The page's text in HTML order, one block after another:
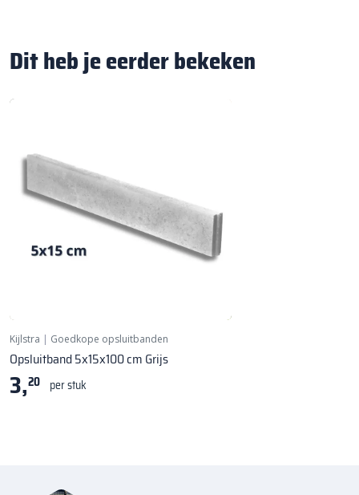
Dit heb je eerder bekeken
Kijlstra | Goedkope opsluitbanden
Opsluitband 5x15x100 cm Grijs
3,20 per stuk